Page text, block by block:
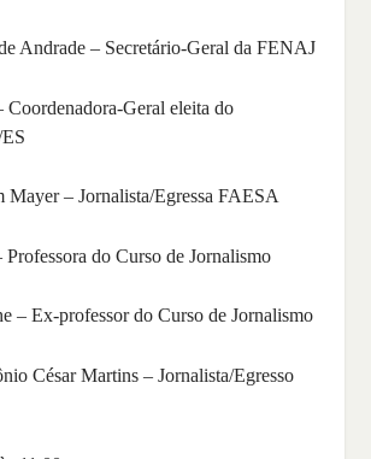
Andrade – Secretário-Geral da FENAJ
Geral eleita do
Mayer – Jornalista/Egressa FAESA
do Curso de Jornalismo
– Ex-professor do Curso de Jornalismo
César Martins – Jornalista/Egresso